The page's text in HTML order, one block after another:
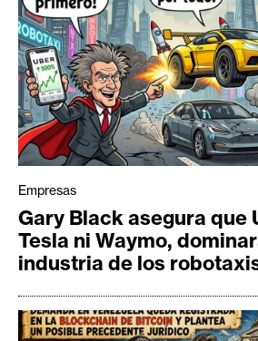
Empresas
Gary Black asegura que
Tesla ni Waymo,
industria de los